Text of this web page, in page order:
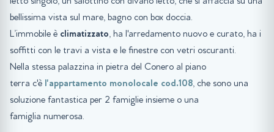
bellissima vista sul mare, bagno con box doccia.
L’immobile è climatizzato, ha l'arredamento nuovo e curato, ha i
soffitti con le travi a vista e le finestre con vetri oscuranti.
Nella stessa palazzina in pietra del Conero al piano
terra c'è l'appartamento monolocale cod.108, che sono una
soluzione fantastica per 2 famiglie insieme o una
famiglia numerosa.